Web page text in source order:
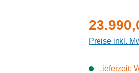
Verkaufspreis:
Preise inkl.
Lieferzeit: